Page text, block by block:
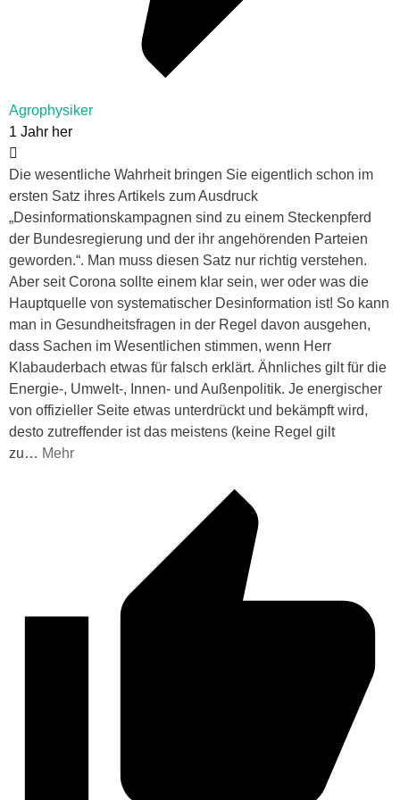
Agrophysiker
1 Jahr her
Die wesentliche Wahrheit bringen Sie eigentlich schon im
ersten Satz ihres Artikels zum Ausdruck
„Desinformationskampagnen sind zu einem Steckenpferd
der Bundesregierung und der ihr angehörenden Parteien
geworden.“. Man muss diesen Satz nur richtig verstehen.
Aber seit Corona sollte einem klar sein, wer oder was die
Hauptquelle von systematischer Desinformation ist! So kann
man in Gesundheitsfragen in der Regel davon ausgehen,
dass Sachen im Wesentlichen stimmen, wenn Herr
Klabauderbach etwas für falsch erklärt. Ähnliches gilt für die
Energie-, Umwelt-, Innen- und Außenpolitik. Je energischer
von offizieller Seite etwas unterdrückt und bekämpft wird,
desto zutreffender ist das meistens (keine Regel gilt
zu… Mehr